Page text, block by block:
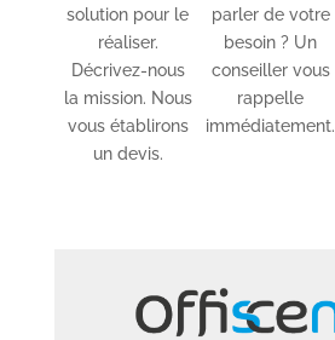
solution pour le
réaliser.
Décrivez-nous
la mission. Nous
vous établirons
un devis.
parler de votre
besoin ? Un
conseiller vous
rappelle
immédiatement.